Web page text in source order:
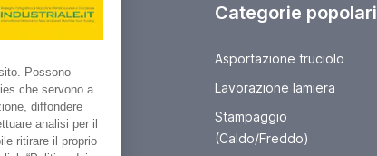
Categorie popolari
Asportazione truciolo
Lavorazione lamiera
Stampaggio
(Caldo/Freddo)